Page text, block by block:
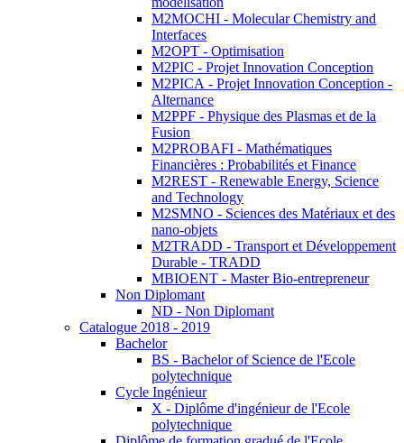
M2MOCHI - Molecular Chemistry and
Interfaces
M2OPT - Optimisation
M2PIC - Projet Innovation Conception
M2PICA - Projet Innovation Conception -
Alternance
M2PPF - Physique des Plasmas et de la
Fusion
M2PROBAFI - Mathématiques
Financières : Probabilités et Finance
M2REST - Renewable Energy, Science
and Technology
M2SMNO - Sciences des Matériaux et des
nano-objets
M2TRADD - Transport et Développement
Durable - TRADD
MBIOENT - Master Bio-entrepreneur
Non Diplomant
ND - Non Diplomant
Catalogue 2018 - 2019
Bachelor
BS - Bachelor of Science de l'Ecole
polytechnique
Cycle Ingénieur
X - Diplôme d'ingénieur de l'Ecole
polytechnique